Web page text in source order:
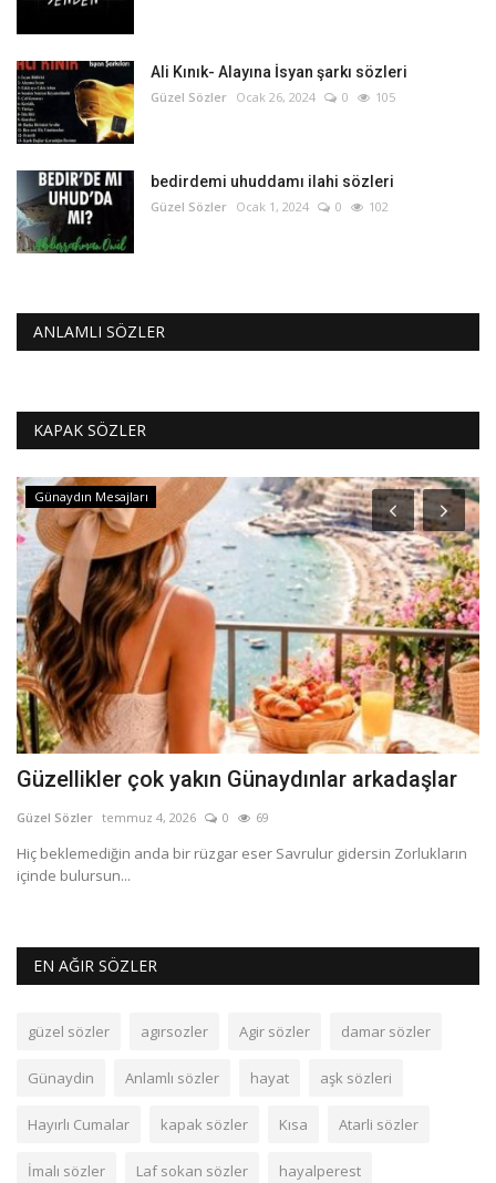
Ali Kınık- Alayına İsyan şarkı sözleri
Güzel Sözler Ocak 26, 2024 0 105
bedirdemi uhuddamı ilahi sözleri
Güzel Sözler Ocak 1, 2024 0 102
ANLAMLI SÖZLER
KAPAK SÖZLER
Günaydın Mesajları
Güzellikler çok yakın Günaydınlar arkadaşlar
Güzel Sözler temmuz 4, 2026 0 69
Hiç beklemediğin anda bir rüzgar eser Savrulur gidersin Zorlukların
içinde bulursun...
EN AĞIR SÖZLER
güzel sözler agırsozler Agir sözler damar sözler
Günaydin Anlamlı sözler hayat aşk sözleri
Hayırlı Cumalar kapak sözler Kısa Atarli sözler
İmalı sözler Laf sokan sözler hayalperest